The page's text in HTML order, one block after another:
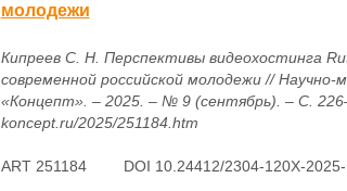
молодежи
Кипреев С. Н. Перспективы видеохостинга
современной российской молодежи //
«Концепт». – 2025. – № 9 (сентябрь). – С.
koncept.ru/2025/251184.htm
ART 251184 DOI 10.24412/2304-120X-